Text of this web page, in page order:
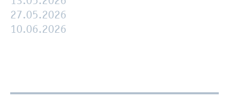
27.05.2026
10.06.2026
Wei­ter­füh­ren­de In­for­ma­tio­nen